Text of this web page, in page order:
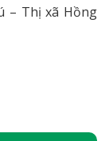
– Thị xã Hồng